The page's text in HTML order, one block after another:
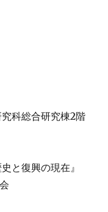
科総合研究棟2階
と復興の現在』